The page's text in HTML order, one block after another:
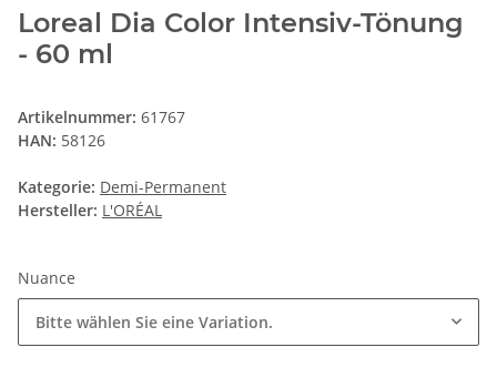
Loreal Dia Color Intensiv-Tönung
- 60 ml
Artikelnummer: 61767
HAN: 58126
Kategorie: Demi-Permanent
Hersteller: L'ORÉAL
Nuance
Bitte wählen Sie eine Variation.